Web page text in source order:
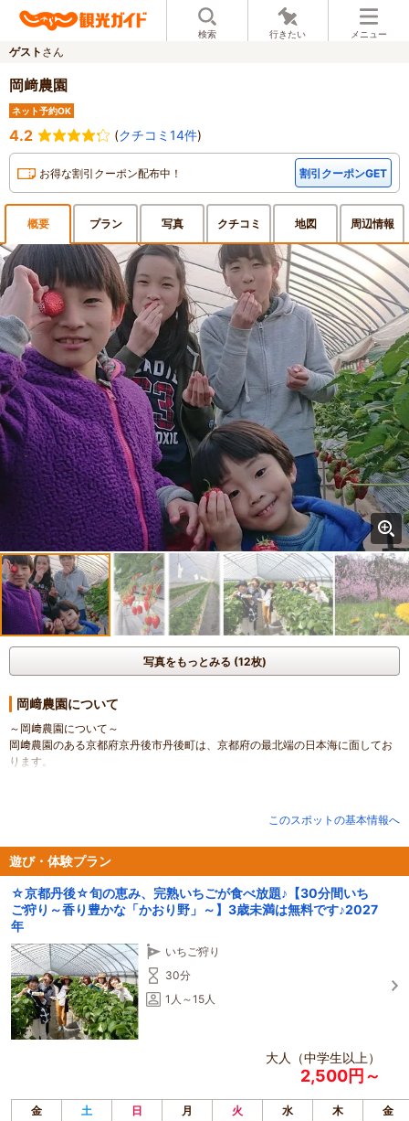
検索 行きたい メニュー
ゲスト さん
岡﨑農園
ネット予約OK
4.2 (クチコミ14件)
お得な割引クーポン配布中！ 割引クーポンGET
概要 プラン 写真 クチコミ 地図 周辺情報
写真をもっとみる (12枚)
岡﨑農園について
～岡﨑農園について～
岡﨑農園のある京都府京丹後市丹後町は、京都府の最北端の日本海に面してお
ります。
丹後コシヒカリを生産しながら、いちご、とまと、桃、めろん、すいか、ぶど
うを生産しております。
このスポットの基本情報へ
遊び・体験プラン
☆京都丹後☆旬の恵み、完熟いちごが食べ放題♪【30分間いち
ご狩り～香り豊かな「かおり野」～】3歳未満は無料です♪2027
年
いちご狩り
30分
1人～15人
大人（中学生以上）
2,500円～
金 土 日 月 火 水 木
金